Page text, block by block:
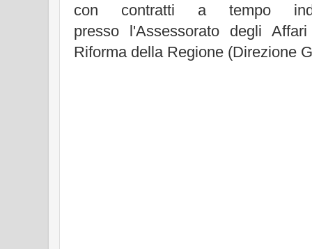
con contratti a tempo
presso l'Assessorato degli
Riforma della Regione (Direzione